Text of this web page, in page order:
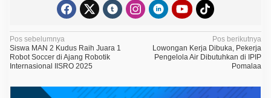
N
a
v
i
Pos sebelumnya
Siswa MAN 2 Kudus Raih Juara 1
Robot Soccer di Ajang Robotik
Internasional IISRO 2025
Pos berikutnya
Lowongan Kerja Dibuka, Pekerja
Pengelola Air Dibutuhkan di IPIP
Pomalaa